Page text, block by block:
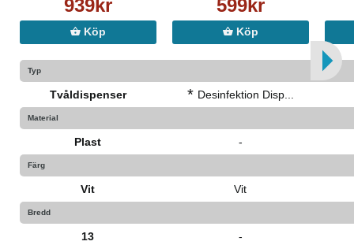
939kr
Köp
599kr
Köp
Typ
Tvåldispenser * Desinfektion Disp...
Material
Plast -
Färg
Vit Vit
Bredd
13 -